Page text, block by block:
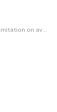
and Expenses for fiscal year 2024.